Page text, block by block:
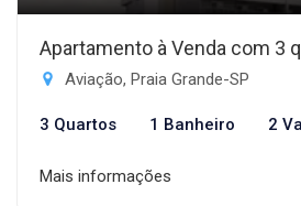
Apartamento à Venda com 3
Aviação, Praia Grande-SP
3 Quartos 1 Banheiro 2
Mais informações